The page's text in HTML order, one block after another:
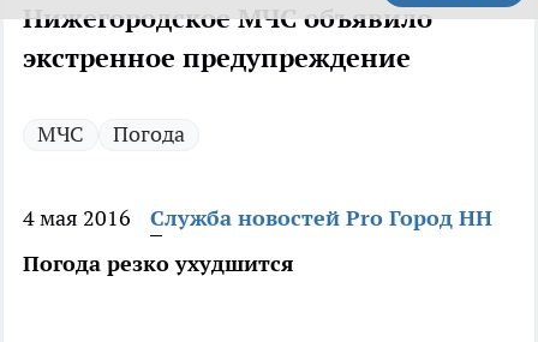
Нижегородское МЧС объявило
экстренное предупреждение
МЧС Погода
4 мая 2016
Служба новостей Pro Город НН
Погода резко ухудшится